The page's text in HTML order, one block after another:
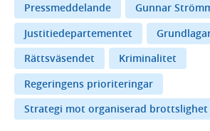
Pressmeddelande
Gunnar
Justitiedepartementet
Rättsväsendet
Kriminalitet
Regeringens prioriteringar
Strategi mot organiserad brottslighet